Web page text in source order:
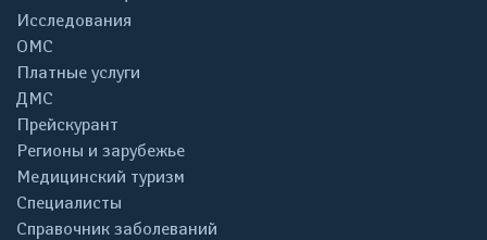
Исследования
ОМС
Платные услуги
ДМС
Прейскурант
Регионы и зарубежье
Медицинский туризм
Специалисты
Справочник заболеваний